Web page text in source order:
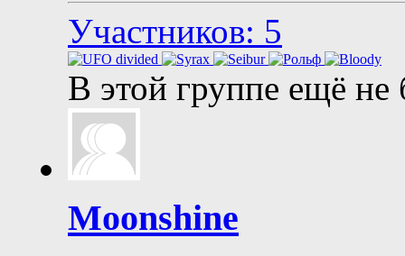
Участников: 5
В этой группе ещё не
Moonshine